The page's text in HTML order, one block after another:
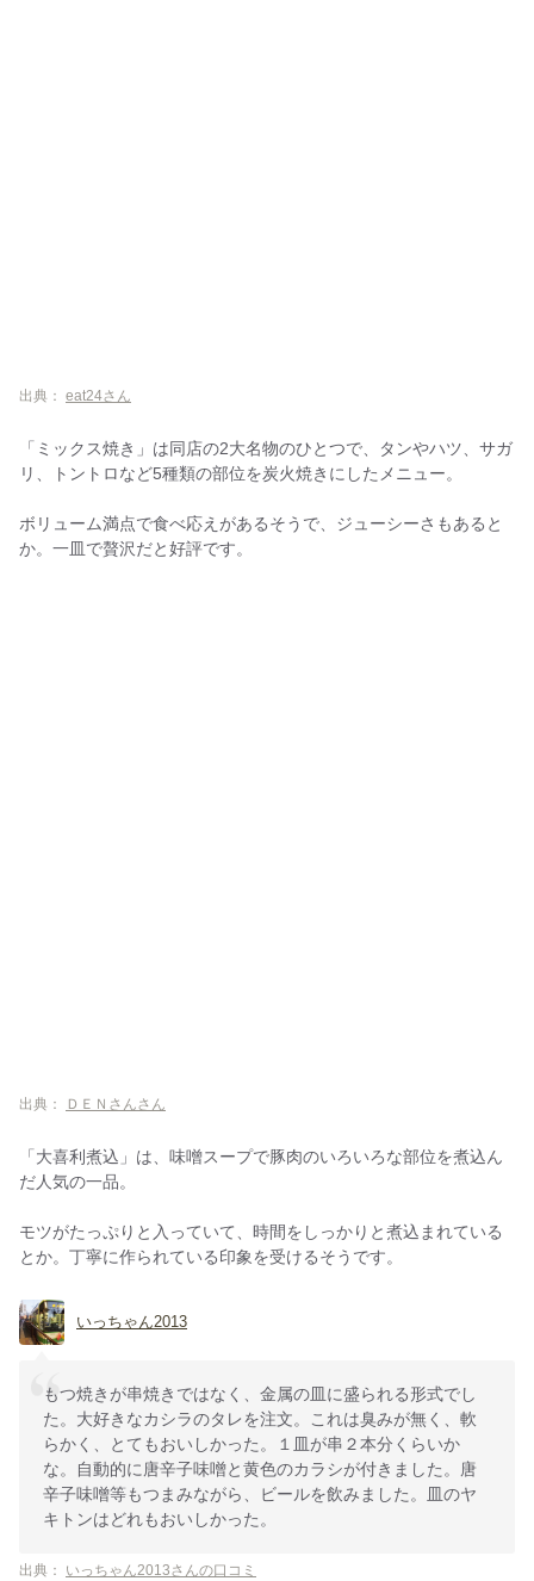
出典： eat24さん
「ミックス焼き」は同店の2大名物のひとつで、タンやハツ、サガ
リ、トントロなど5種類の部位を炭火焼きにしたメニュー。
ボリューム満点で食べ応えがあるそうで、ジューシーさもあると
か。一皿で贅沢だと好評です。
出典： ＤＥＮさんさん
「大喜利煮込」は、味噌スープで豚肉のいろいろな部位を煮込ん
だ人気の一品。
モツがたっぷりと入っていて、時間をしっかりと煮込まれている
とか。丁寧に作られている印象を受けるそうです。
いっちゃん2013
もつ焼きが串焼きではなく、金属の皿に盛られる形式でし
た。大好きなカシラのタレを注文。これは臭みが無く、軟
らかく、とてもおいしかった。１皿が串２本分くらいか
な。自動的に唐辛子味噌と黄色のカラシが付きました。唐
辛子味噌等もつまみながら、ビールを飲みました。皿のヤ
キトンはどれもおいしかった。
出典： いっちゃん2013さんの口コミ